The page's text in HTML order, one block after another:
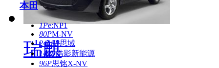
本田
1Pe:NP1
80PM-NV
2418P思域
149P皓影新能源
96P思铭X-NV
瑞麒